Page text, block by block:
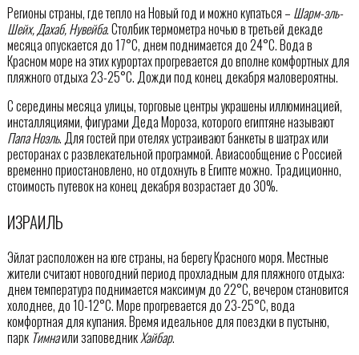
Регионы страны, где тепло на Новый год и можно купаться – Шарм-эль-
Шейх, Дахаб, Нувейба. Столбик термометра ночью в третьей декаде
месяца опускается до 17°C, днем поднимается до 24°C. Вода в
Красном море на этих курортах прогревается до вполне комфортных для
пляжного отдыха 23-25°C. Дожди под конец декабря маловероятны.
С середины месяца улицы, торговые центры украшены иллюминацией,
инсталляциями, фигурами Деда Мороза, которого египтяне называют
Папа Ноэль. Для гостей при отелях устраивают банкеты в шатрах или
ресторанах с развлекательной программой. Авиасообщение с Россией
временно приостановлено, но отдохнуть в Египте можно. Традиционно,
стоимость путевок на конец декабря возрастает до 30%.
ИЗРАИЛЬ
Эйлат расположен на юге страны, на берегу Красного моря. Местные
жители считают новогодний период прохладным для пляжного отдыха:
днем температура поднимается максимум до 22°C, вечером становится
холоднее, до 10-12°C. Море прогревается до 23-25°C, вода
комфортная для купания. Время идеальное для поездки в пустыню,
парк Тимнаили заповедникХайбар.